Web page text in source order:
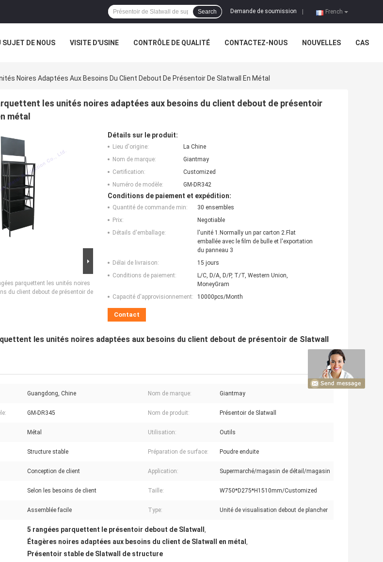
French
Demande de soumission
Search
SUJET DE NOUS VISITE D'USINE CONTRÔLE DE QUALITÉ CONTACTEZ-NOUS NOUVELLES CAS
Noires Adaptées Aux Besoins Du Client Debout De Présentoir De Slatwall En Métal
les unités noires adaptées aux besoins du client debout de présentoir
métal
parquettent les unités noires
du client debout de présentoir de
Détails sur le produit:
Lieu d'origine:
La Chine
Nom de marque:
Giantmay
Certification:
Customized
Numéro de modèle:
GM-DR342
Conditions de paiement et expédition:
Quantité de commande min:
30 ensembles
Prix:
Negotiable
Détails d'emballage:
l'unité 1.Normally un par carton 2.Flat
emballée avec le film de bulle et l'exportation
du panneau 3
Délai de livraison:
15 jours
Conditions de paiement:
L/C, D/A, D/P, T/T, Western Union,
MoneyGram
Capacité d'approvisionnement:
10000pcs/Month
Contact
les unités noires adaptées aux besoins du client debout de présentoir de Slatwall
Guangdong, Chine Nom de marque: Giantmay
GM-DR345 Nom de produit: Présentoir de Slatwall
Métal Utilisation: Outils
Structure stable Préparation de surface: Poudre enduite
Conception de client Application: Supermarché/magasin de détail/magasin
Selon les besoins de client Taille: W750*D275*H1510mm/Customized
Assemblée facile Type: Unité de visualisation debout de plancher
5 rangées parquettent le présentoir debout de Slatwall ,
Étagères noires adaptées aux besoins du client de Slatwall en métal ,
Présentoir stable de Slatwall de structure